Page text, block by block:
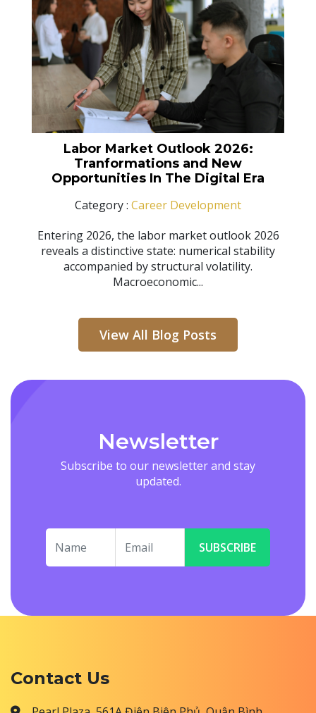
Labor Market Outlook 2026:
Tranformations and New
Opportunities In The Digital Era
Category : Career Development
Entering 2026, the labor market outlook 2026
reveals a distinctive state: numerical stability
accompanied by structural volatility.
Macroeconomic...
View All Blog Posts
Newsletter
Subscribe to our newsletter and stay
updated.
SUBSCRIBE
Contact Us